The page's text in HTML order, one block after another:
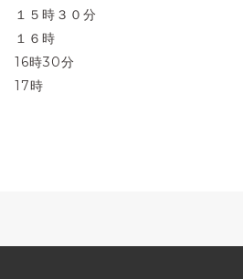
１５時３０分
１６時
16時30分
17時